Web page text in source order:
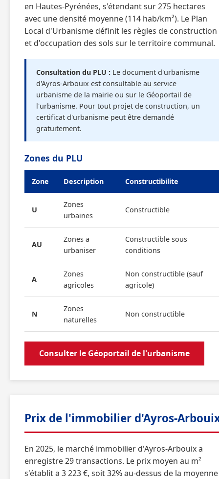
en Hautes-Pyrénées, s'étendant sur 275 hectares
avec une densité moyenne (114 hab/km²). Le Plan
Local d'Urbanisme définit les règles de construction
et d'occupation des sols sur le territoire communal.
Consultation du PLU : Le document d'urbanisme
d'Ayros-Arbouix est consultable au service
urbanisme de la mairie ou sur le Géoportail de
l'urbanisme. Pour tout projet de construction, un
certificat d'urbanisme peut être demandé
gratuitement.
Zones du PLU
Zone Description Constructibilite
U
Zones
urbaines
Constructible
AU
Zones a
urbaniser
Constructible sous
conditions
A
Zones
agricoles
Non constructible (sauf
agricole)
N
Zones
naturelles
Non constructible
Consulter le Géoportail de l'urbanisme
Prix de l'immobilier d'Ayros-
En 2025, le marché immobilier d'Ayros-Arbouix a
enregistre 29 transactions. Le prix moyen au m²
s'établit a 3 223 €, soit 32% au-dessus de la moyenne